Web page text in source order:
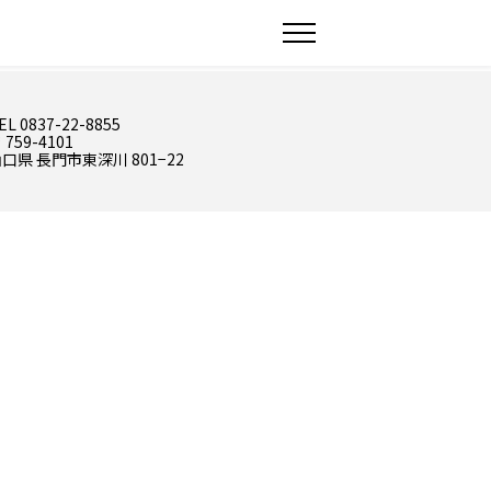
0837-22-8855
759-4101
県 長門市東深川 801−22